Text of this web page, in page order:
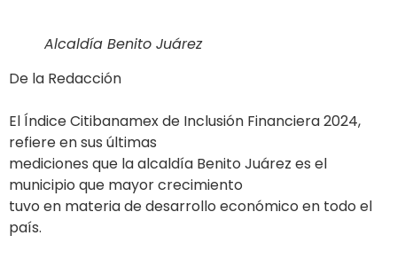
Alcaldía Benito Juárez
De la Redacción
El Índice Citibanamex de Inclusión Financiera 2024,
refiere en sus últimas
mediciones que la alcaldía Benito Juárez es el
municipio que mayor crecimiento
tuvo en materia de desarrollo económico en todo el
país.